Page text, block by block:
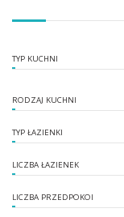
TYP KUCHNI
RODZAJ KUCHNI
TYP ŁAZIENKI
LICZBA ŁAZIENEK
LICZBA PRZEDPOKOI